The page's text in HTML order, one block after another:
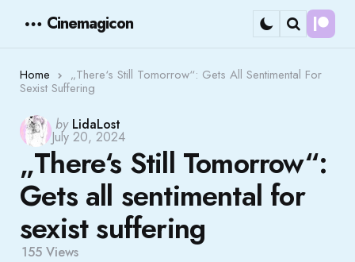
Cinemagicon
Search
Home „There‘s Still Tomorrow“: Gets All Sentimental For
Sexist Suffering
Posted
by
by LidaLost
July 20, 2024
„There‘s Still Tomorrow“:
Gets all sentimental for
sexist suffering
155 Views